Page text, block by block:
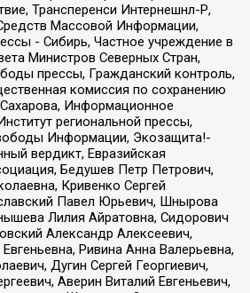
Трансперенси Интернешнл-Р,
Массовой Информации,
- Сибирь, Частное учреждение в
Министров Северных Стран,
прессы, Гражданский контроль,
комиссия по сохранению
Информационное
региональной прессы,
Информации, Экозащита!-
вердикт, Евразийская
Бедушев Петр Петрович,
Кривенко Сергей
Павел Юрьевич, Шнырова
Лилия Айратовна, Сидорович
Александр Алексеевич,
Ривина Анна Валерьевна,
Дугин Сергей Георгиевич,
Аверин Виталий Евгеньевич,